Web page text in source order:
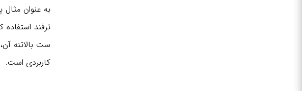
به عنوان
ترفند استفاده
ست بالاتنه
کاربردی است.